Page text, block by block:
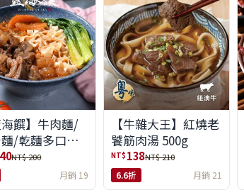
海饌】牛肉麵/
/乾麵多口味
NT$ 200
月銷 19
【牛雜大王】紅燒老
饕筋肉湯 500g
NT$ 138NT$ 210
6.6折 月銷 21